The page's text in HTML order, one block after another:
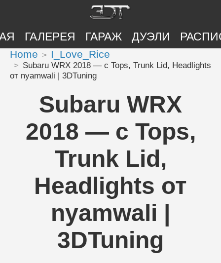
ГАЛЕРЕЯ ГАРАЖ ДУЭЛИ
Home I_Love_Rice
Subaru WRX 2018 — с Tops, Trunk Lid, Headlights
от nyamwali | 3DTuning
Subaru WRX
2018 — с Tops,
Trunk Lid,
Headlights от
nyamwali |
3DTuning